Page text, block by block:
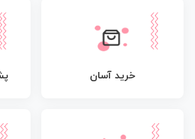
خرید آسان